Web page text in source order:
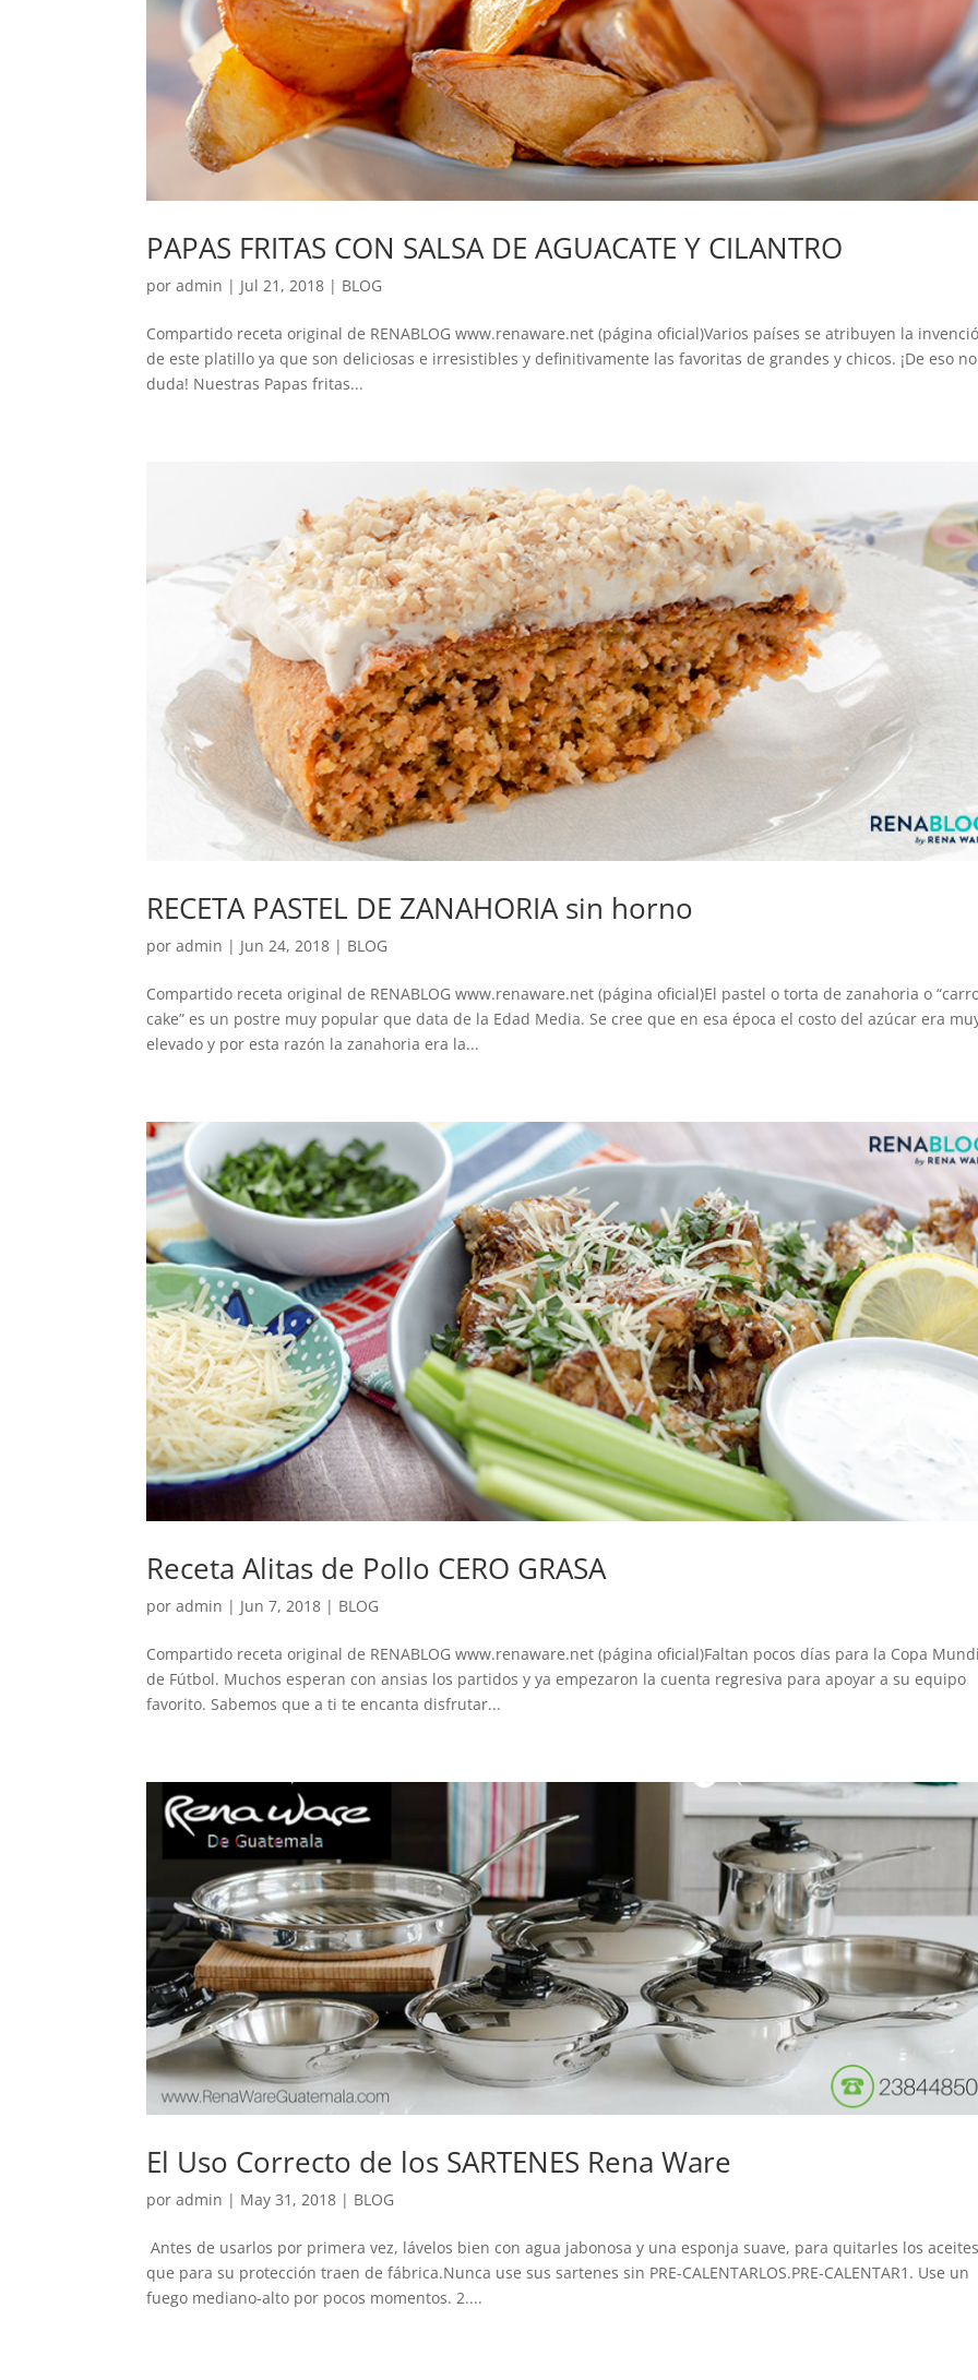
PAPAS FRITAS CON SALSA DE AGUACATE Y CILANTRO
poradmin | Jul 21, 2018 | BLOG
Compartido receta original de RENABLOG www.renaware.net (página oficial)Varios países se atribuyen la
de este platillo ya que son deliciosas e irresistibles y definitivamente las favoritas de grandes y chicos. ¡De eso
duda! Nuestras Papas fritas...
RECETA PASTEL DE ZANAHORIA sin horno
poradmin | Jun 24, 2018 | BLOG
Compartido receta original de RENABLOG www.renaware.net (página oficial)El pastel o torta de zanahoria o
cake” es un postre muy popular que data de la Edad Media. Se cree que en esa época el costo del azúcar era
elevado y por esta razón la zanahoria era la...
Receta Alitas de Pollo CERO GRASA
poradmin | Jun 7, 2018 | BLOG
Compartido receta original de RENABLOG www.renaware.net (página oficial)Faltan pocos días para la Copa
de Fútbol. Muchos esperan con ansias los partidos y ya empezaron la cuenta regresiva para apoyar a su equipo
favorito. Sabemos que a ti te encanta disfrutar...
El Uso Correcto de los SARTENES Rena Ware
poradmin | May 31, 2018 | BLOG
Antes de usarlos por primera vez, lávelos bien con agua jabonosa y una esponja suave, para quitarles los
que para su protección traen de fábrica.Nunca use sus sartenes sin PRE-CALENTARLOS.PRE-CALENTAR1. Use un
fuego mediano-alto por pocos momentos. 2....